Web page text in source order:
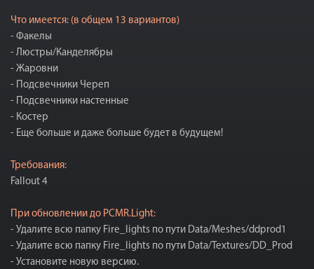
Что имеется: (в общем 13 вариантов)
- Факелы
- Люстры/Канделябры
- Жаровни
- Подсвечники Череп
- Подсвечники настенные
- Костер
- Еще больше и даже больше будет в будущем!
Требования:
Fallout 4
При обновлении до PCMR.Light:
- Удалите всю папку Fire_lights по пути Data/Meshes/ddprod1
- Удалите всю папку Fire_lights по пути Data/Textures/DD_Prod
- Установите новую версию.